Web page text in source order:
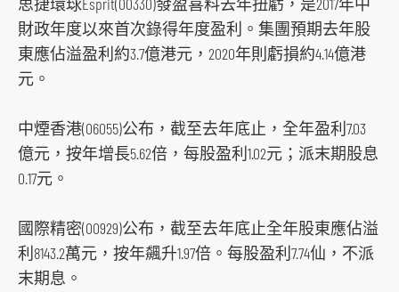
財政年度以來首次錄得年度盈利。集團預期去年股
東應佔溢盈利約3.7億港元，2020年則虧損約4.14億港
元。
中煙香港(06055)公布，截至去年底止，全年盈利7.03
億元，按年增長5.62倍，每股盈利1.02元；派末期股息
0.17元。
國際精密(00929)公布，截至去年底止全年股東應佔溢
利8143.2萬元，按年飆升1.97倍。每股盈利7.74仙，不派
末期息。